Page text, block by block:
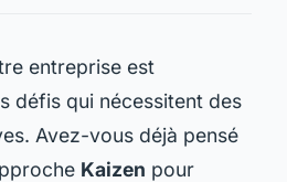
entreprise est
défis qui nécessitent des
Avez-vous déjà pensé
Kaizen pour